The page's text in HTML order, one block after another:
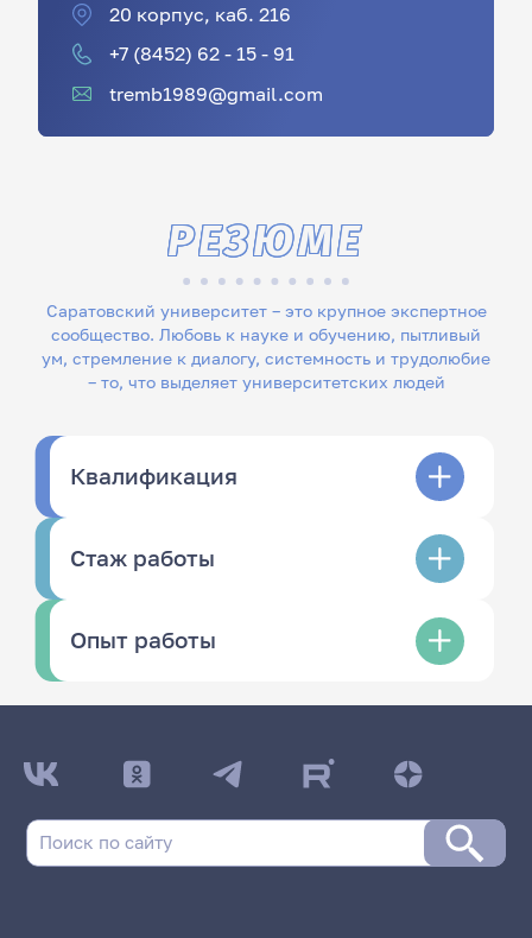
20 корпус, каб. 216
+7 (8452) 62 - 15 - 91
tremb1989@gmail.com
Саратовский университет – это крупное экспертное
сообщество. Любовь к науке и обучению, пытливый
ум, стремление к диалогу, системность и трудолюбие
– то, что выделяет университетских людей
РЕЗЮМЕ
Квалификация
Стаж работы
Опыт работы